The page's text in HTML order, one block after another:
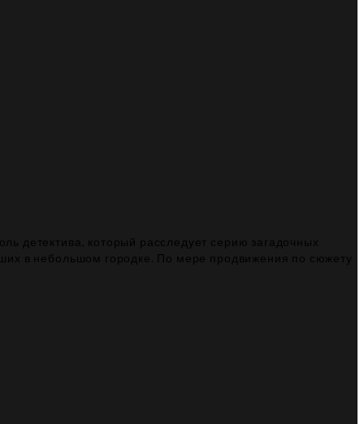
детектива, который расследует серию загадочных
в небольшом городке. По мере продвижения по сюжету